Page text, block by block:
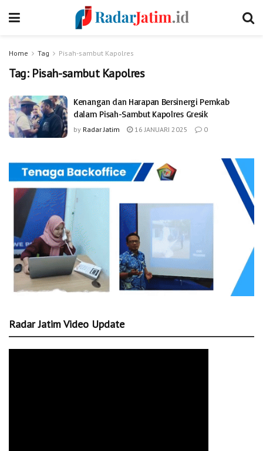
Home Tag Pisah-sambut Kapolres
Tag: Pisah-sambut Kapolres
Kenangan dan Harapan Bersinergi Pemkab
dalam Pisah-Sambut Kapolres Gresik
by Radar Jatim 16 JANUARI 2025 0
Radar Jatim Video Update